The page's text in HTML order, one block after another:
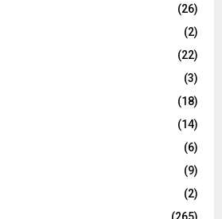
(26)
(2)
(22)
(3)
(18)
(14)
(6)
(9)
(2)